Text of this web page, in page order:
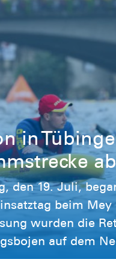
in
ab
den 19. Juli,
beim
wurden die
dem Neckar gesetzt. Während der